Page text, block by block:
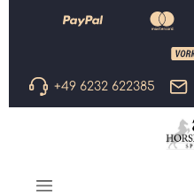
Zum Hauptinhalt springen
+49 6232 622385